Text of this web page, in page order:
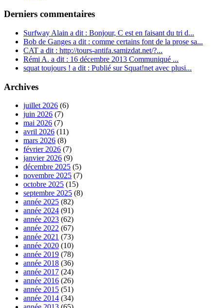
Derniers commentaires
Surfway Alain a dit : Bonjour, C est en faisant du tri d...
Bob de Ganges a dit : comme certains font de la prose sa...
CAT a dit : http://tours-antifa.samizdat.net/?...
Rémi A. a dit : 16 décembre 2013 Communiqué ...
squat toujours ! a dit : Publié sur Squat!net avec plusi...
Archives
juillet 2026 (6)
juin 2026 (7)
mai 2026 (7)
avril 2026 (11)
mars 2026 (8)
février 2026 (7)
janvier 2026 (9)
décembre 2025 (5)
novembre 2025 (7)
octobre 2025 (15)
septembre 2025 (8)
année 2025 (82)
année 2024 (91)
année 2023 (62)
année 2022 (67)
année 2021 (73)
année 2020 (10)
année 2019 (78)
année 2018 (36)
année 2017 (24)
année 2016 (26)
année 2015 (51)
année 2014 (34)